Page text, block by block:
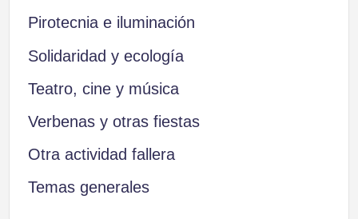
Pirotecnia e iluminación
Solidaridad y ecología
Teatro, cine y música
Verbenas y otras fiestas
Otra actividad fallera
Temas generales